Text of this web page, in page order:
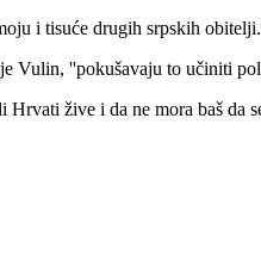
i tisuće drugih srpskih
Vulin, ''pokušavaju to učiniti
žive i da ne mora baš da